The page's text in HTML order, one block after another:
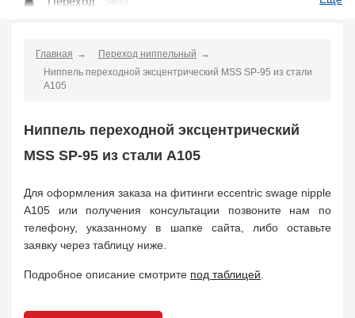
24553
Крестовина 361
Переходник понижающий
Заглушка, крышка
Пробка 72
Бобышка
11832
Заказать в 1 клик
Главная
Переход ниппельный
Ниппель переходной эксцентрический MSS SP-95 из стали
A105
Ниппель переходной эксцентрический
MSS SP-95 из стали A105
Для оформления заказа на фитинги eccentric swage nipple
A105 или получения консультации позвоните нам по
телефону, указанному в шапке сайта, либо оставьте
заявку через таблицу ниже.
Подробное описание смотрите под таблицей